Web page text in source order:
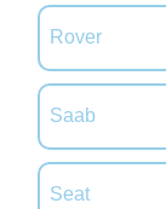
Rover
Saab
Seat